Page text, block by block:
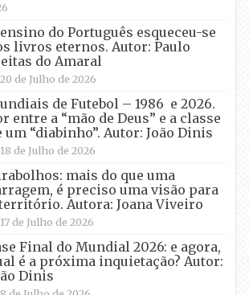
do Português esqueceu-se
livros eternos. Autor: Paulo
do Amaral
20 de Julho de 2026
de Futebol – 1986 e 2026.
entre a “mão de Deus” e a classe
um “diabinho”. Autor: João Dinis
18 de Julho de 2026
mais do que uma
é preciso uma visão para
Autora: Joana Viveiro
17 de Julho de 2026
Final do Mundial 2026: e agora,
é a próxima inquietação? Autor:
Dinis